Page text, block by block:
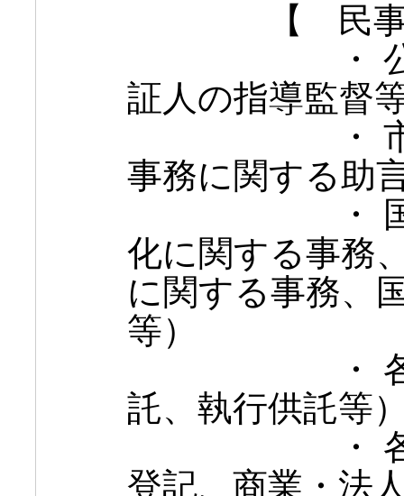
【 民事
・ 公証に
証人の指導監督
・ 市町村
事務に関する助
・ 国籍に
化に関する事務
に関する事務、
等）
・ 各種供
託、執行供託等
・ 各種登
登記、商業・法